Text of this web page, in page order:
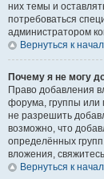
них темы и
потребоваться
администратором
Вернуться к
Почему я не могу
Право добавления
форума, группы или
не разрешить
возможно, что
определённых
вложения,
Вернуться к